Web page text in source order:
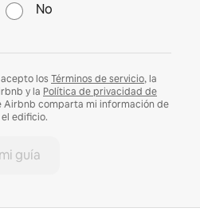
No
los Términos de servicio, la
y la Política de privacidad de
Airbnb comparta mi información de
edificio.
guía